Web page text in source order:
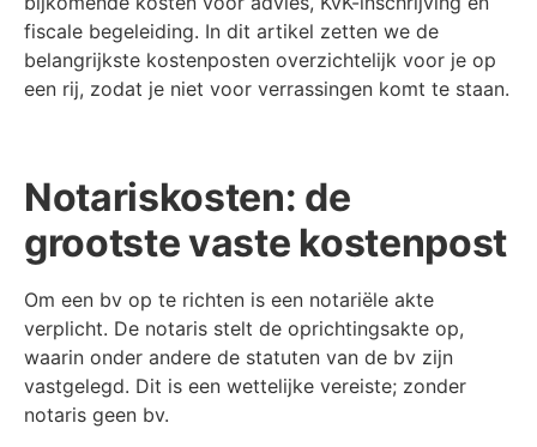
fiscale begeleiding. In dit artikel zetten we de
belangrijkste kostenposten overzichtelijk voor je op
een rij, zodat je niet voor verrassingen komt te staan.
Notariskosten: de
grootste vaste kostenpost
Om een bv op te richten is een notariële akte
verplicht. De notaris stelt de oprichtingsakte op,
waarin onder andere de statuten van de bv zijn
vastgelegd. Dit is een wettelijke vereiste; zonder
notaris geen bv.